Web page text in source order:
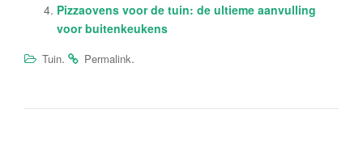
Pizzaovens voor de tuin: de ultieme aanvulling
voor buitenkeukens
Tuin. Permalink.